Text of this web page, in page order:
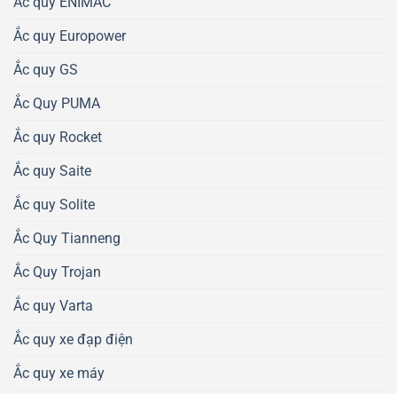
Ắc quy Europower
Ắc quy GS
Ắc Quy PUMA
Ắc quy Rocket
Ắc quy Saite
Ắc quy Solite
Ắc Quy Tianneng
Ắc Quy Trojan
Ắc quy Varta
Ắc quy xe đạp điện
Ắc quy xe máy